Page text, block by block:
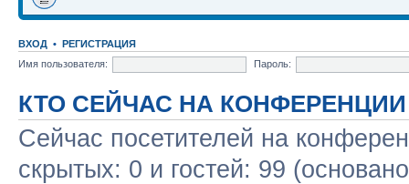
ВХОД • РЕГИСТРАЦИЯ
Имя пользователя:
Пароль:
КТО СЕЙЧАС НА КОНФЕРЕНЦИИ
Сейчас посетителей на
скрытых: 0 и гостей: 99